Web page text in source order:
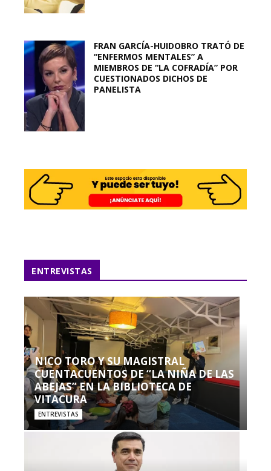
FRAN GARCÍA-HUIDOBRO TRATÓ DE
“ENFERMOS MENTALES” A
MIEMBROS DE “LA COFRADÍA” POR
CUESTIONADOS DICHOS DE
PANELISTA
ENTREVISTAS
NICO TORO Y SU MAGISTRAL
CUENTACUENTOS DE “LA NIÑA DE LAS
ABEJAS” EN LA BIBLIOTECA DE
VITACURA
ENTREVISTAS